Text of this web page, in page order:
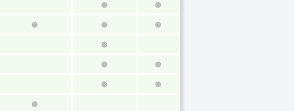
◎ ◎
◎ ◎ ◎
◎
◎ ◎
◎ ◎
◎